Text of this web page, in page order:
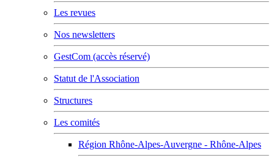
Les revues
Nos newsletters
GestCom (accès réservé)
Statut de l'Association
Structures
Les comités
Région Rhône-Alpes-Auvergne - Rhône-Alpes